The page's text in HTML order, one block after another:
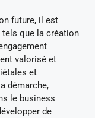
future, il est
tels que la création
valorisé et
et
démarche,
le business
de